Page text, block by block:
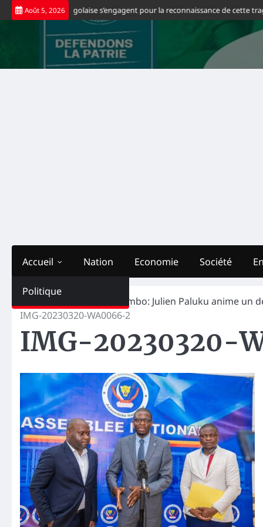
Skip
to
Août 5, 2026
d’origine congolaise s’engagent pour la reconnaissance de cette tragédie
Accueil
Politique
Nation Economie Société
Butembo: Julien Paluku anime un
IMG-20230320-WA0066-2
IMG-20230320-